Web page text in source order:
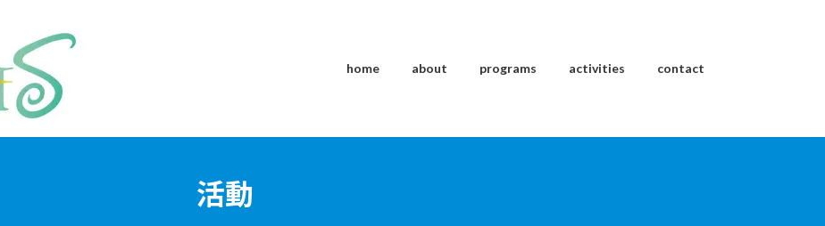
home about programs activities contact
活動